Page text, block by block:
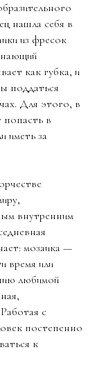
нашла себя в
из фресок
как губка, и
поддаться
Для этого, в
попасть в
иметь за
внутренним
мозаика —
время или
любимой
с
постепенно
к